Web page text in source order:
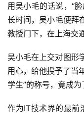
用吴小毛的话说，“
长时间，吴小毛便
教授门下，在上海交
吴小毛在上交对图形
用心，给他授予了当
学生”的称号，竟成为
作为IT技术界的最前